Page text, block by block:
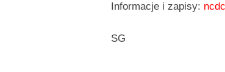
Informacje i zapisy:
SG